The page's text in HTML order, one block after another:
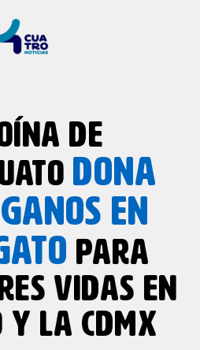
DE
DONA
EN
PARA
VIDAS EN
Y LA CDMX